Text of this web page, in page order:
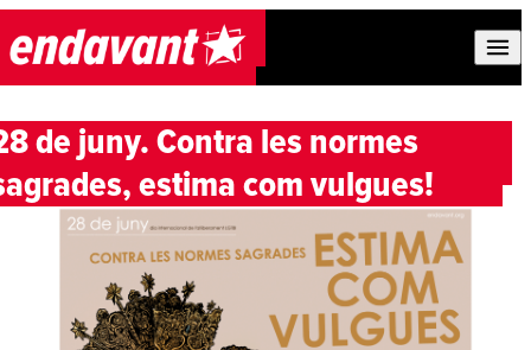
Skip to content
de juny. Contra les normes
estima com vulgues!